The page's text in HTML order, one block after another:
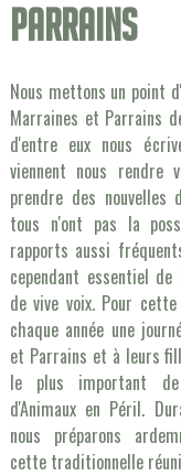
parrains
Nous mettons un point
Marraines et Parrains
d'entre eux nous
viennent nous rendre
prendre des nouvelles
tous n'ont pas la
rapports aussi
cependant essentiel
de vive voix. Pour
chaque année une
et Parrains et à leurs
le plus important de
d'Animaux en Péril.
nous préparons
cette traditionnelle